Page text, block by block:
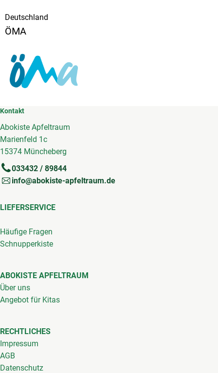
Deutschland
ÖMA
Kontakt
Abokiste Apfeltraum
Marienfeld 1c
15374 Müncheberg
033432 / 89844
info@abokiste-apfeltraum.de
LIEFERSERVICE
Häufige Fragen
Schnupperkiste
ABOKISTE APFELTRAUM
Über uns
Angebot für Kitas
RECHTLICHES
Impressum
AGB
Datenschutz